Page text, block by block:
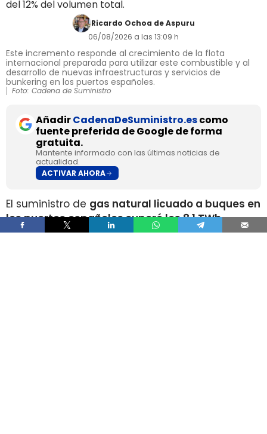
del 12% del volumen total.
Ricardo Ochoa de Aspuru
06/08/2026 a las 13:09 h
Este incremento responde al crecimiento de la flota
internacional preparada para utilizar este combustible y al
desarrollo de nuevas infraestructuras y servicios de
bunkering en los puertos españoles.
Foto: Cadena de Suministro
AñadirCadenaDeSuministro.escomo
fuente preferida de Google de forma
gratuita.
Mantente informado con las últimas noticias de
actualidad.
ACTIVAR AHORA
El suministro de gas natural licuado a buques en
los puertos españoles superó los 8,1 TWh
durante 2025, un volumen que multiplica por